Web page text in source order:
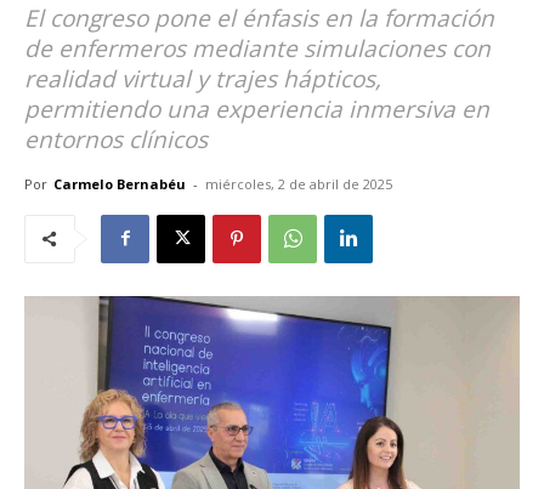
El congreso pone el énfasis en la formación
de enfermeros mediante simulaciones con
realidad virtual y trajes hápticos,
permitiendo una experiencia inmersiva en
entornos clínicos
Por Carmelo Bernabéu - miércoles, 2 de abril de 2025